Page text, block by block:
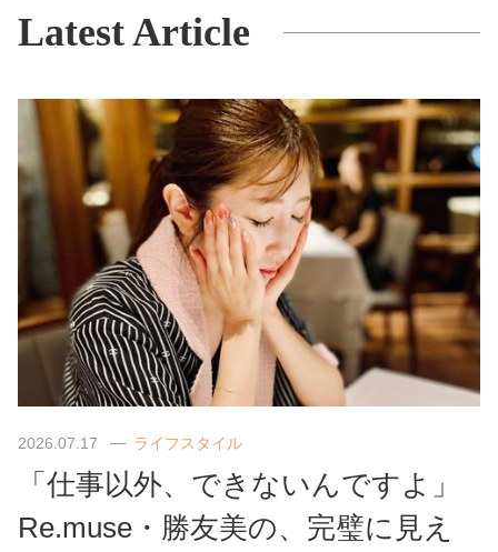
Latest Article
2026.07.17 ライフスタイル
「仕事以外、できないんですよ」
Re.muse・勝友美の、完璧に見え